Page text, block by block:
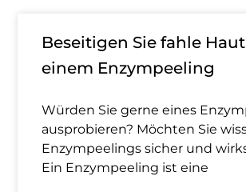
Beseitigen Sie fahle
einem Enzympeeling
Würden Sie gerne eines
ausprobieren? Möchten Sie
Enzympeelings sicher und
Ein Enzympeeling ist eine